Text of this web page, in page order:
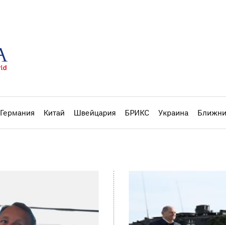
Германия Китай Швейцария БРИКС Украина